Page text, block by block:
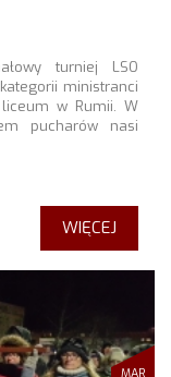
turniej LSO
ministranci
w Rumii. W
pucharów nasi
WIĘCEJ
MAR